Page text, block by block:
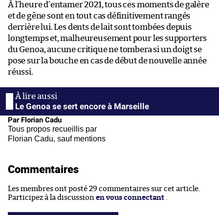
À l’heure d’entamer 2021, tous ces moments de galère
et de gêne sont en tout cas définitivement rangés
derrière lui. Les dents de lait sont tombées depuis
longtemps et, malheureusement pour les supporters
du Genoa, aucune critique ne tombera si un doigt se
pose sur la bouche en cas de début de nouvelle année
réussi.
Le Genoa se sert encore à Marseille
Par Florian Cadu
Tous propos recueillis par
Florian Cadu, sauf mentions
Commentaires
Les membres ont posté 29 commentaires sur cet article.
Participez à la discussion en vous connectant .